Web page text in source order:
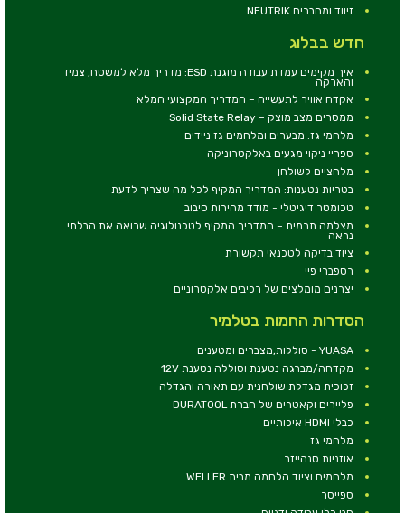
זיווד ומחברים NEUTRIK
חדש בבלוג
איך מקימים עמדת עבודה מוגנת ESD: מדריך מלא למשטח, צמיד
והארקה
אקדח אוויר לתעשייה – המדריך המקצועי המלא
ממסרים מצב מוצק – Solid State Relay
מלחמי גז: מבערים ומלחמים גז ניידים
ספריי ניקוי מגעים באלקטרוניקה
מלחציים לשולחן
בטריות נטענות: המדריך המקיף לכל מה שצריך לדעת
טכומטר דיגיטלי - מודד מהירות סיבוב
מצלמה תרמית – המדריך המקיף לטכנולוגיה שרואה את הבלתי
נראה
ציוד בדיקה לטכנאי תקשורת
רספברי פיי
יצרנים מומלצים של רכיבים אלקטרוניים
הסדרות החמות בטלמיר
YUASA - סוללות,מצברים ומטענים
מקדחה/מברגה נטענת וסוללה נטענת 12V
זכוכית מגדלת שולחנית עם תאורה והגדלה
פליירים וקאטרים של חברת DURATOOL
כבלי HDMI איכותיים
מלחמי גז
אוזניות סנהייזר
מלחמים וציוד הלחמה מבית WELLER
ספייסר